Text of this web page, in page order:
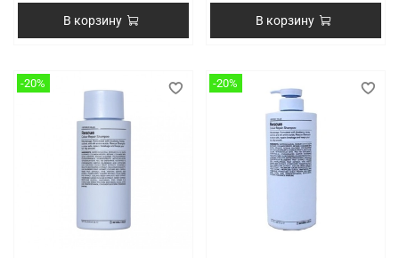
В корзину В корзину
-20% -20%